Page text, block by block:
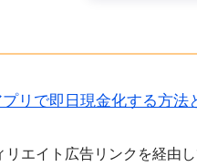
リで即日現金化する方法
リエイト広告リンクを経由